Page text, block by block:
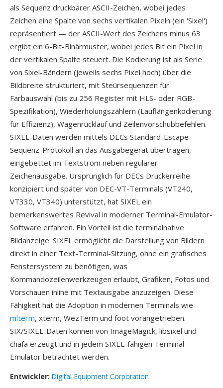
als Sequenz druckbarer ASCII-Zeichen, wobei jedes
Zeichen eine Spalte von sechs vertikalen Pixeln (ein 'Sixel')
repräsentiert — der ASCII-Wert des Zeichens minus 63
ergibt ein 6-Bit-Binärmuster, wobei jedes Bit ein Pixel in
der vertikalen Spalte steuert. Die Kodierung ist als Serie
von Sixel-Bändern (jeweils sechs Pixel hoch) über die
Bildbreite strukturiert, mit Steürsequenzen für
Farbauswahl (bis zu 256 Register mit HLS- oder RGB-
Spezifikation), Wiederholungszählern (Lauflängenkodierung
für Effizienz), Wagenrücklauf und Zeilenvorschubbefehlen.
SIXEL-Daten werden mittels DECs Standard-Escape-
Sequenz-Protokoll an das Ausgabegerät übertragen,
eingebettet im Textstrom neben regulärer
Zeichenausgabe. Ursprünglich für DECs Druckerreihe
konzipiert und später von DEC-VT-Terminals (VT240,
VT330, VT340) unterstützt, hat SIXEL ein
bemerkenswertes Revival in moderner Terminal-Emulator-
Software erfahren. Ein Vorteil ist die terminalnative
Bildanzeige: SIXEL ermöglicht die Darstellung von Bildern
direkt in einer Text-Terminal-Sitzung, ohne ein grafisches
Fenstersystem zu benötigen, was
Kommandozeilenwerkzeugen erlaubt, Grafiken, Fotos und
Vorschauen inline mit Textausgabe anzuzeigen. Diese
Fähigkeit hat die Adoption in modernen Terminals wie
mlterm, xterm, WezTerm und foot vorangetrieben.
SIX/SIXEL-Daten können von ImageMagick, libsixel und
chafa erzeugt und in jedem SIXEL-fähigen Terminal-
Emulator betrachtet werden.
Entwickler: Digital Equipment Corporation